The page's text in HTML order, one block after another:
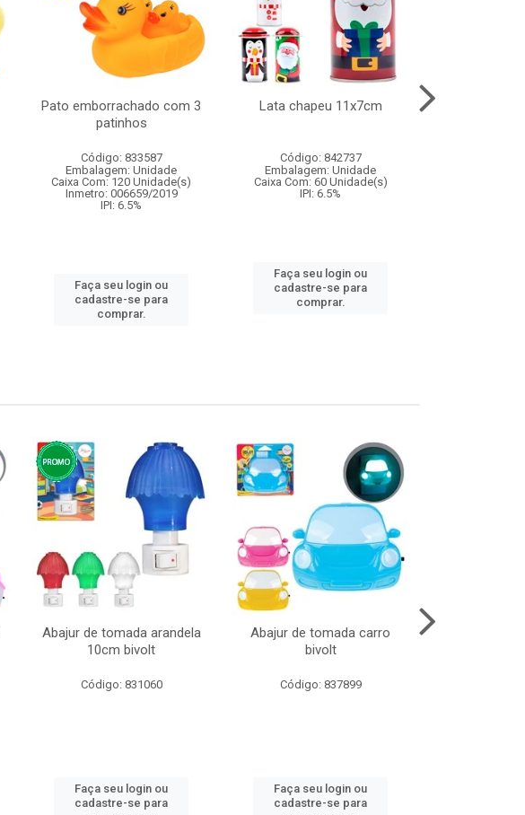
Pato emborrachado com 3
patinhos
Código: 833587
Embalagem: Unidade
Caixa Com: 120 Unidade(s)
Inmetro: 006659/2019
IPI: 6.5%
Faça seu login ou
cadastre-se para
comprar.
Lata chapeu 11x7cm
Código: 842737
Embalagem: Unidade
Caixa Com: 60 Unidade(s)
IPI: 6.5%
Faça seu login ou
cadastre-se para
comprar.
Abajur de tomada arandela
10cm bivolt
Código: 831060
Faça seu login ou
cadastre-se para
Abajur de tomada carro
bivolt
Código: 837899
Faça seu login ou
cadastre-se para